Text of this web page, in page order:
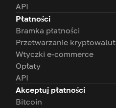
API
Płatności
Bramka płatności
Przetwarzanie kryptowalut
Wtyczki e-commerce
Opłaty
API
Akceptuj płatności
Bitcoin